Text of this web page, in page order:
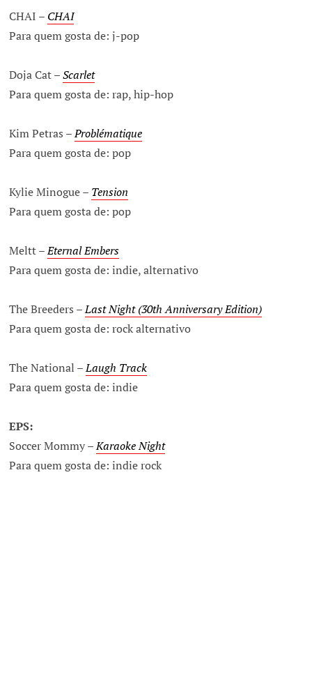
CHAI – CHAI
Para quem gosta de: j-pop
Doja Cat –Scarlet
Para quem gosta de: rap, hip-hop
Kim Petras –Problématique
Para quem gosta de: pop
Kylie Minogue – Tension
Para quem gosta de: pop
Meltt –Eternal Embers
Para quem gosta de: indie, alternativo
The Breeders –Last Night (30th Anniversary Edition)
Para quem gosta de: rock alternativo
The National –Laugh Track
Para quem gosta de: indie
EPS:
Soccer Mommy –Karaoke Night
Para quem gosta de: indie rock